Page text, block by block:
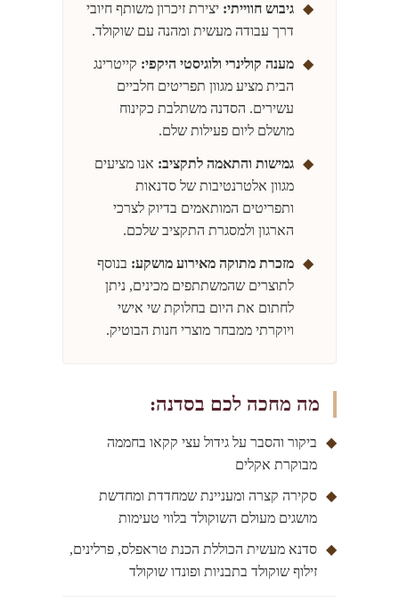
◆ גיבוש חווייתי: יצירת זיכרון משותף חיובי
דרך עבודה מעשית ומהנה עם שוקולד.
◆ מענה קולינרי ולוגיסטי היקפי: קייטרינג
הבית מציע מגוון תפריטים חלביים
עשירים. הסדנה משתלבת כקינוח
מושלם ליום פעילות שלם.
◆ גמישות והתאמה לתקציב: אנו מציעים
מגוון אלטרנטיבות של סדנאות
ותפריטים המותאמים בדיוק לצרכי
הארגון ולמסגרת התקציב שלכם.
◆ מזכרת מתוקה מאירוע מושקע: בנוסף
לתוצרים שהמשתתפים מכינים, ניתן
לחתום את היום בחלוקת שי אישי
ויוקרתי ממבחר מוצרי חנות הבוטיק.
מה מחכה לכם בסדנה:
◆
ביקור והסבר על גידול עצי קקאו בחממה
מבוקרת אקלים
◆ סקירה קצרה ומעניינת שמחדדת ומחדשת
מושגים מעולם השוקולד בלווי טעימות
◆ סדנא מעשית הכוללת הכנת טראפלס, פרלינים,
זילוף שוקולד בתבניות ופונדו שוקולד